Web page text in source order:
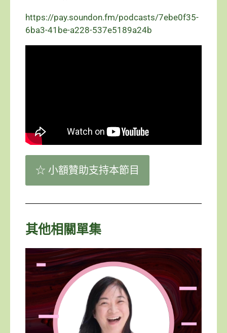
https://pay.soundon.fm/podcasts/7ebe0f35-
6ba3-41be-a228-537e5189a24b
☆ 小額贊助支持本節目
其他相關單集